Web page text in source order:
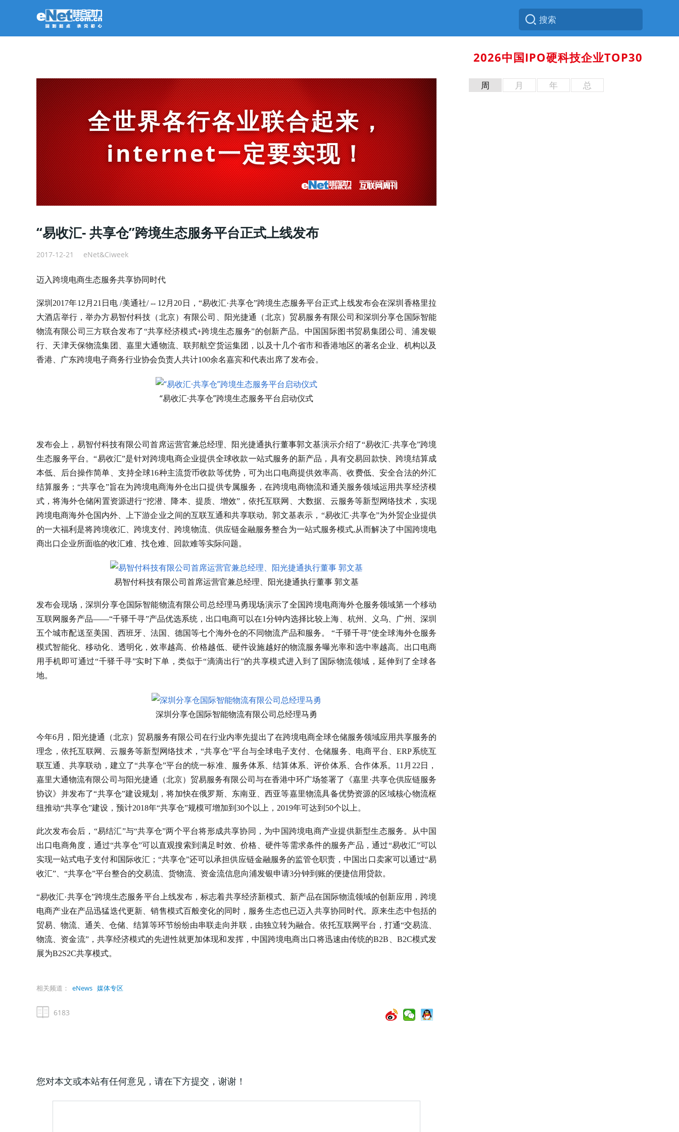
2026中国IPO硬科技企业TOP30
全世界各行各业联合起来，
internet一定要实现！
“易收汇- 共享仓”跨境生态服务平台正式上线发布
2017-12-21 eNet&Ciweek
迈入跨境电商生态服务共享协同时代
深圳2017年12月21日电 /美通社/ -- 12月20日，“易收汇·共享仓”跨境生态服务平台正式上线发布会在深圳香格里拉
大酒店举行，举办方易智付科技（北京）有限公司、阳光捷通（北京）贸易服务有限公司和深圳分享仓国际智能
物流有限公司三方联合发布了“共享经济模式+跨境生态服务”的创新产品。中国国际图书贸易集团公司、浦发银
行、天津天保物流集团、嘉里大通物流、联邦航空货运集团，以及十几个省市和香港地区的著名企业、机构以及
香港、广东跨境电子商务行业协会负责人共计100余名嘉宾和代表出席了发布会。
“易收汇·共享仓”跨境生态服务平台启动仪式
发布会上， 易智付科技有限公司首席运营官兼总经理、阳光捷通执行董事郭文基演示介绍了“易收汇·共享仓”跨境
生态服务平台。“易收汇”是针对跨境电商企业提供全球收款一站式服务的新产品，具有交易回款快、跨境结算成
本低、后台操作简单、支持全球16种主流货币收款等优势，可为出口电商提供效率高、收费低、安全合法的外汇
结算服务；“共享仓”旨在为跨境电商海外仓出口提供专属服务，在跨境电商物流和通关服务领域运用共享经济模
式，将海外仓储闲置资源进行“挖潜、降本、提质、增效”，依托互联网、大数据、云服务等新型网络技术，实现
跨境电商海外仓国内外、上下游企业之间的互联互通和共享联动。郭文基表示，“易收汇·共享仓”为外贸企业提供
的一大福利是将跨境收汇、跨境支付、跨境物流、供应链金融服务整合为一站式服务模式,从而解决了中国跨境电
商出口企业所面临的收汇难、找仓难、回款难等实际问题。
易智付科技有限公司首席运营官兼总经理、阳光捷通执行董事 郭文基
发布会现场，深圳分享仓国际智能物流有限公司总经理马勇现场演示了全国跨境电商海外仓服务领域第一个移动
互联网服务产品——“千驿千寻”产品优选系统，出口电商可以在1分钟内选择比较上海、杭州、义乌、广州、深圳
五个城市配送至美国、西班牙、法国、德国等七个海外仓的不同物流产品和服务。 “千驿千寻”使全球海外仓服务
模式智能化、移动化、透明化，效率越高、价格越低、硬件设施越好的物流服务曝光率和选中率越高。出口电商
用手机即可通过“千驿千寻”实时下单，类似于“滴滴出行”的共享模式进入到了国际物流领域，延伸到了全球各
地。
深圳分享仓国际智能物流有限公司总经理马勇
今年6月，阳光捷通（北京）贸易服务有限公司在行业内率先提出了在跨境电商全球仓储服务领域应用共享服务的
理念，依托互联网、云服务等新型网络技术，“共享仓”平台与全球电子支付、仓储服务、电商平台、ERP系统互
联互通、共享联动，建立了“共享仓”平台的统一标准、服务体系、结算体系、评价体系、合作体系。11月22日，
嘉里大通物流有限公司与阳光捷通（北京）贸易服务有限公司与在香港中环广场签署了《嘉里·共享仓供应链服务
协议》并发布了“共享仓”建设规划，将加快在俄罗斯、东南亚、西亚等嘉里物流具备优势资源的区域核心物流枢
纽推动“共享仓”建设，预计2018年“共享仓”规模可增加到30个以上，2019年可达到50个以上。
此次发布会后，“易结汇”与“共享仓”两个平台将形成共享协同，为中国跨境电商产业提供新型生态服务。从中国
出口电商角度，通过“共享仓”可以直观搜索到满足时效、价格、硬件等需求条件的服务产品，通过“易收汇”可以
实现一站式电子支付和国际收汇；“共享仓”还可以承担供应链金融服务的监管仓职责，中国出口卖家可以通过“易
收汇”、“共享仓”平台整合的交易流、货物流、资金流信息向浦发银申请3分钟到账的便捷信用贷款。
“易收汇·共享仓”跨境生态服务平台上线发布，标志着共享经济新模式、新产品在国际物流领域的创新应用，跨境
电商产业在产品迅猛迭代更新、销售模式百般变化的同时，服务生态也已迈入共享协同时代。原来生态中包括的
贸易、物流、通关、仓储、结算等环节纷纷由串联走向并联，由独立转为融合。依托互联网平台，打通“交易流、
物流、资金流”，共享经济模式的先进性就更加体现和发挥，中国跨境电商出口将迅速由传统的B2B、B2C模式发
展为B2S2C共享模式。
相关频道： eNews 媒体专区
6183
您对本文或本站有任何意见，请在下方提交，谢谢！
周 月 年 总